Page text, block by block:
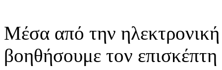
Μέσα από την ηλεκτρονική
βοηθήσουμε τον